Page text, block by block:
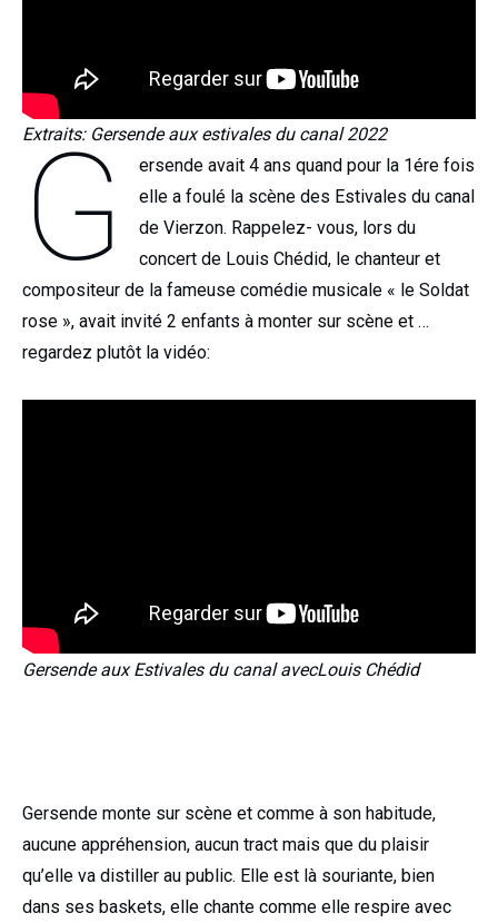
Extraits: Gersende aux estivales du canal 2022
G
ersende avait 4 ans quand pour la 1ére fois
elle a foulé la scène des Estivales du canal
de Vierzon. Rappelez- vous, lors du
concert de Louis Chédid, le chanteur et
compositeur de la fameuse comédie musicale « le Soldat
rose », avait invité 2 enfants à monter sur scène et …
regardez plutôt la vidéo:
Gersende aux Estivales du canal avecLouis Chédid
Gersende monte sur scène et comme à son habitude,
aucune appréhension, aucun tract mais que du plaisir
qu’elle va distiller au public. Elle est là souriante, bien
dans ses baskets, elle chante comme elle respire avec